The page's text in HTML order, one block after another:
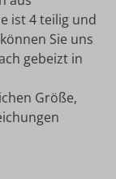
ist 4 teilig und
Sie uns
gebeizt in
Größe,